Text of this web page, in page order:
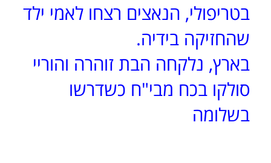
בטריפולי, הנאצים רצחו לאמי ילד
שהחזיקה בידיה.
בארץ, נלקחה הבת זוהרה והוריי
סולקו בכח מבי"ח כשדרשו
בשלומה